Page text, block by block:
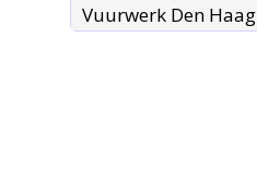
Vuurwerk Den Haag